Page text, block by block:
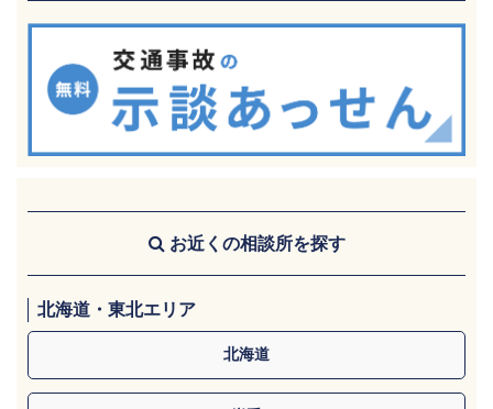
お近くの相談所を探す
北海道・東北エリア
北海道